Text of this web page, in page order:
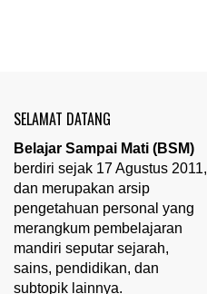
SELAMAT DATANG
Belajar Sampai Mati (BSM)
berdiri sejak 17 Agustus 2011,
dan merupakan arsip
pengetahuan personal yang
merangkum pembelajaran
mandiri seputar sejarah,
sains, pendidikan, dan
subtopik lainnya.